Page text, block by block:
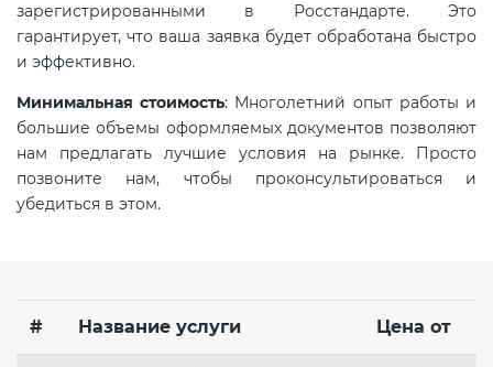
зарегистрированными в Росстандарте. Это
гарантирует, что ваша заявка будет обработана быстро
и эффективно.
Минимальная стоимость: Многолетний опыт работы и
большие объемы оформляемых документов позволяют
нам предлагать лучшие условия на рынке. Просто
позвоните нам, чтобы проконсультироваться и
убедиться в этом.
# Название услуги Цена от
Сертификация промышленного
оборудования (ТР ТС 010)
Сертификация средств
индивидуальной защиты (ТР ТС
019)